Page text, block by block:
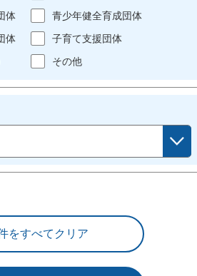
体
青少年健全育成団体
体
子育て支援団体
その他